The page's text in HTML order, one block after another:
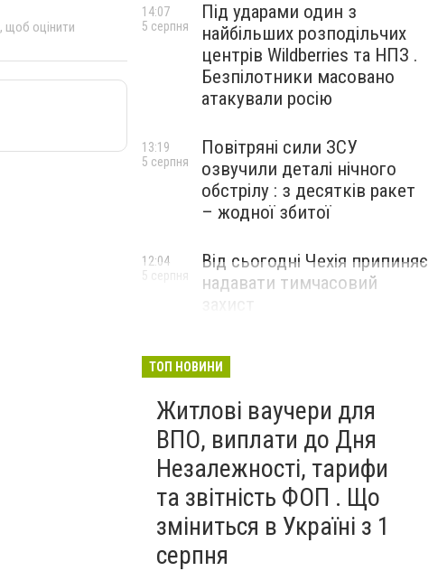
, щоб оцінити
Під ударами один з
найбільших розподільчих
центрів Wildberries та НПЗ .
Безпілотники масовано
атакували росію
14:07
5 серпня
Повітряні сили ЗСУ
озвучили деталі нічного
обстрілу : з десятків ракет
– жодної збитої
13:19
5 серпня
Від сьогодні Чехія припиняє
надавати тимчасовий
12:04
5 серпня
ТОП НОВИНИ
Житлові ваучери для
ВПО, виплати до Дня
Незалежності, тарифи
та звітність ФОП . Що
зміниться в Україні з 1
серпня